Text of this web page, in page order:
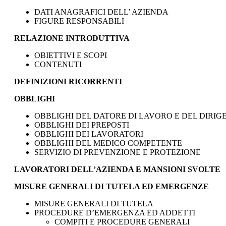
DATI ANAGRAFICI DELL’ AZIENDA
FIGURE RESPONSABILI
RELAZIONE INTRODUTTIVA
OBIETTIVI E SCOPI
CONTENUTI
DEFINIZIONI RICORRENTI
OBBLIGHI
OBBLIGHI DEL DATORE DI LAVORO E DEL
OBBLIGHI DEI PREPOSTI
OBBLIGHI DEI LAVORATORI
OBBLIGHI DEL MEDICO COMPETENTE
SERVIZIO DI PREVENZIONE E PROTEZIONE
LAVORATORI DELL’AZIENDA E MANSIONI SVOLTE
MISURE GENERALI DI TUTELA ED EMERGENZE
MISURE GENERALI DI TUTELA
PROCEDURE D’EMERGENZA ED ADDETTI
COMPITI E PROCEDURE GENERALI